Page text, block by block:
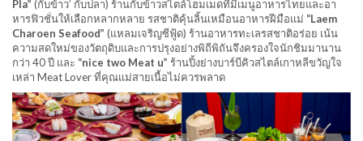
Pla” (กับข้าว’ กับปลา) ร้านกับข้าวสไตล์โฮมเมดที่มีเมนูอาหารไทยและอา
หารฟิวชั่นให้เลือกหลากหลาย รสชาติคุ้นลิ้นเหมือนอาหารฝีมือแม่ “Laem
Charoen Seafood” (แหลมเจริญซีฟู้ด) ร้านอาหารทะเลรสชาติอร่อย เน้น
ความสดใหม่ของวัตถุดิบและการปรุงอย่างพิถีพิถันจึงครองใจนักชิมมานาน
กว่า 40 ปี และ “nice two Meat u” ร้านปิ้งย่างบาร์บีคิวสไตล์เกาหลีขวัญใจ
เหล่า Meat Lover ที่คุณแม่สายเนื้อไม่ควรพลาด